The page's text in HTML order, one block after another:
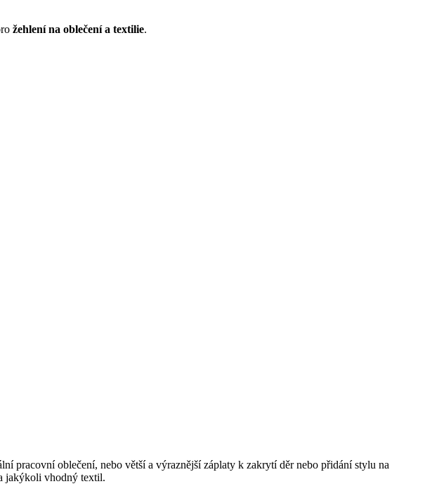
žehlení na oblečení a textilie.
pracovní oblečení, nebo větší a výraznější záplaty k zakrytí děr nebo přidání stylu na
jakýkoli vhodný textil.